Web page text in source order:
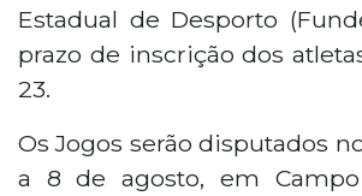
Estadual de Desporto
prazo de inscrição dos
23.
Os Jogos serão disputados
a 8 de agosto, em Campo